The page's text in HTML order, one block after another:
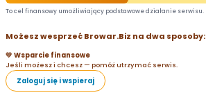
To cel finansowy umożliwiający podstawowe działanie serwisu.
Możesz wesprzeć Browar.Biz na dwa sposoby:
💛 Wsparcie finansowe
Jeśli możesz i chcesz — pomóż utrzymać serwis.
Zaloguj się i wspieraj